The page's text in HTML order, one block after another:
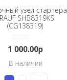
узел стартера
SHB8319KS
(CG138319)
1 000.00р
В наличии